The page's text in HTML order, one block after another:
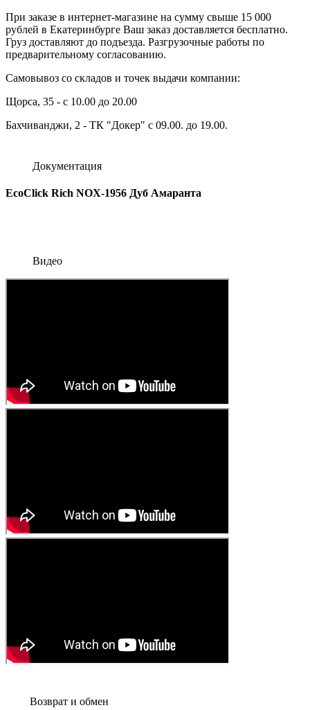
При заказе в интернет-магазине на сумму свыше 15 000
рублей в Екатеринбурге Ваш заказ доставляется бесплатно.
Груз доставляют до подъезда. Разгрузочные работы по
предварительному согласованию.
Самовывоз со складов и точек выдачи компании:
Щорса, 35 - с 10.00 до 20.00
Бахчиванджи, 2 - ТК "Докер" с 09.00. до 19.00.
Документация
EcoClick Rich NOX-1956 Дуб Амаранта
Видео
Возврат и обмен